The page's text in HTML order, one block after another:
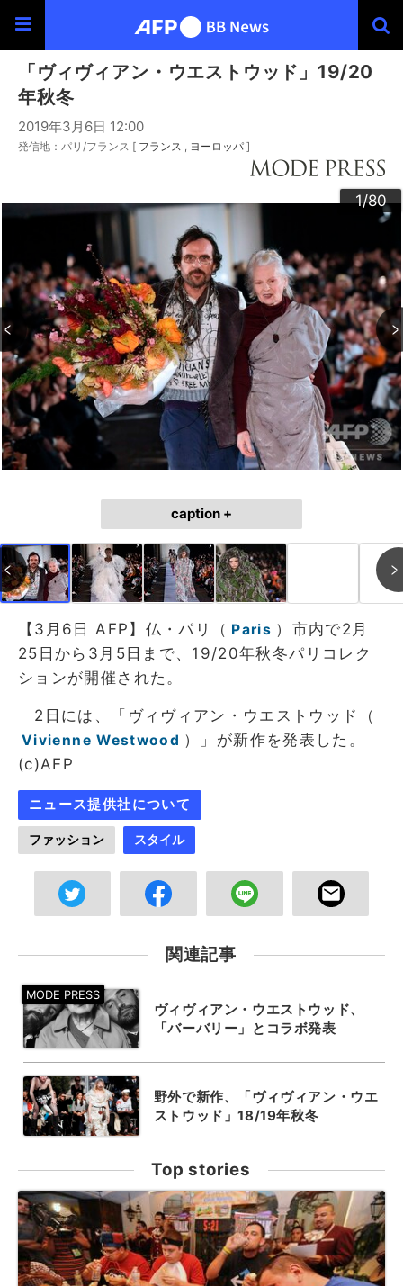
「ヴィヴィアン・ウエストウッド」19/20
年秋冬
2019年3月6日 12:00
発信地：パリ/フランス [ フランス ヨーロッパ ]
1/80
2/80
3/80
4/80
5/80
6/80
7/80
8/80
9/80
10/80
11/80
12/80
13/80
14/80
15/80
16/80
17/80
18/80
19/80
20/80
21/80
22/80
23/80
24/80
25/80
26/80
27/80
28/80
29/80
30/80
31/80
32/80
33/80
34/80
35/80
36/80
37/80
38/80
39/80
40/80
41/80
42/80
43/80
44/80
45/80
46/80
47/80
48/80
49/80
50/80
51/80
52/80
53/80
54/80
55/80
56/80
57/80
58/80
59/80
60/80
61/80
62/80
63/80
64/80
65/80
66/80
67/80
68/80
69/80
70/80
71/80
72/80
73/80
74/80
75/80
76/80
77/80
78/80
79/80
80/80
caption +
【3月6日 AFP】仏・パリ（ Paris ）市内で2月
25日から3月5日まで、19/20年秋冬パリコレク
ションが開催された。
2日には、「ヴィヴィアン・ウエストウッド（
Vivienne Westwood ）」が新作を発表した。
(c)AFP
ニュース提供社について
ファッション スタイル
関連記事
ヴィヴィアン・ウエストウッド、
「バーバリー」とコラボ発表
野外で新作、「ヴィヴィアン・ウエ
ストウッド」18/19年秋冬
Top stories